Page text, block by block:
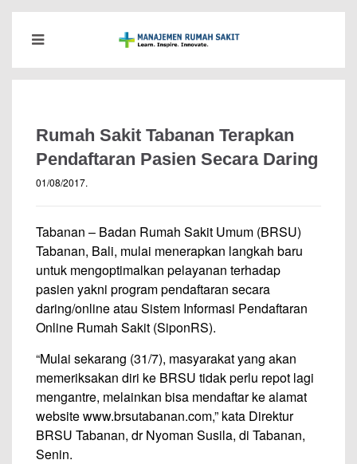
Rumah Sakit Tabanan Terapkan
Pendaftaran Pasien Secara Daring
01/08/2017.
Tabanan – Badan Rumah Sakit Umum (BRSU)
Tabanan, Bali, mulai menerapkan langkah baru
untuk mengoptimalkan pelayanan terhadap
pasien yakni program pendaftaran secara
daring/online atau Sistem Informasi Pendaftaran
Online Rumah Sakit (SiponRS).
“Mulai sekarang (31/7), masyarakat yang akan
memeriksakan diri ke BRSU tidak perlu repot lagi
mengantre, melainkan bisa mendaftar ke alamat
website www.brsutabanan.com,” kata Direktur
BRSU Tabanan, dr Nyoman Susila, di Tabanan,
Senin.